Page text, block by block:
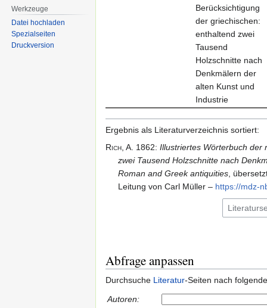
Berücksichtigung
der griechischen:
enthaltend zwei
Tausend
Holzschnitte nach
Denkmälern der
alten Kunst und
Industrie
Ergebnis als Literaturverzeichnis sortiert:
Rich, A. 1862: Illustriertes Wörterbuch der
zwei Tausend Holzschnitte nach
Roman and Greek antiquities ,
Leitung von Carl Müller – https:/​/​mdz-
Abfrage anpassen
Durchsuche Literatur-Seiten nach
Autoren:
Werkzeuge
Datei hochladen
Spezialseiten
Druckversion